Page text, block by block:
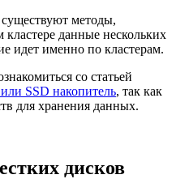
существуют методы,
данные нескольких
идет именно по кластерам.
со статьей
SSD накопитель, так как
для хранения данных.
дисков